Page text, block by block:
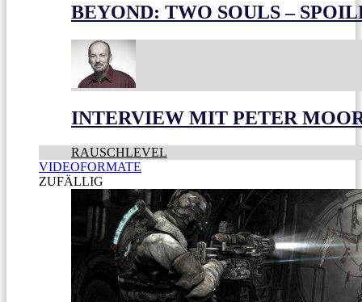
BEYOND: TWO SOULS –
INTERVIEW MIT PETER
RAUSCHLEVEL
VIDEOFORMATE
ZUFÄLLIG